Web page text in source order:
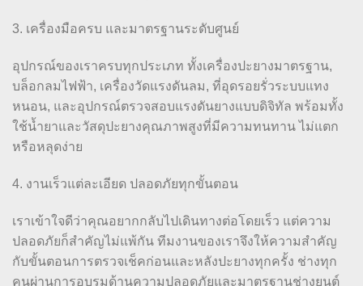
3. เครื่องมือครบ และมาตรฐานระดับศูนย์
อุปกรณ์ของเราครบทุกประเภท ทั้งเครื่องปะยางมาตรฐาน,
บล็อกลมไฟฟ้า, เครื่องวัดแรงดันลม, ที่อุดรอยรั่วระบบแทง
หนอน, และอุปกรณ์ตรวจสอบแรงดันยางแบบดิจิทัล พร้อมทั้ง
ใช้น้ำยาและวัสดุปะยางคุณภาพสูงที่มีความทนทาน ไม่แตก
หรือหลุดง่าย
4. งานเร็วแต่ละเอียด ปลอดภัยทุกขั้นตอน
เราเข้าใจดีว่าคุณอยากกลับไปเดินทางต่อโดยเร็ว แต่ความ
ปลอดภัยก็สำคัญไม่แพ้กัน ทีมงานของเราจึงให้ความสำคัญ
กับขั้นตอนการตรวจเช็คก่อนและหลังปะยางทุกครั้ง ช่างทุก
คนผ่านการอบรมด้านความปลอดภัยและมาตรฐานช่างยนต์